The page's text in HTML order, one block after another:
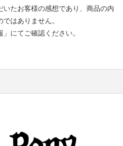
いたお客様の感想であり、商品の内
はありません。
にてご確認ください。